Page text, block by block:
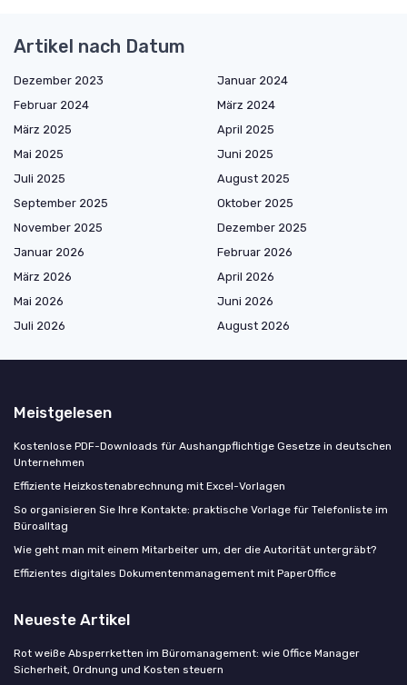
Artikel nach Datum
Dezember 2023
Januar 2024
Februar 2024
März 2024
März 2025
April 2025
Mai 2025
Juni 2025
Juli 2025
August 2025
September 2025
Oktober 2025
November 2025
Dezember 2025
Januar 2026
Februar 2026
März 2026
April 2026
Mai 2026
Juni 2026
Juli 2026
August 2026
Meistgelesen
Kostenlose PDF-Downloads für Aushangpflichtige Gesetze in deutschen
Unternehmen
Effiziente Heizkostenabrechnung mit Excel-Vorlagen
So organisieren Sie Ihre Kontakte: praktische Vorlage für Telefonliste im
Büroalltag
Wie geht man mit einem Mitarbeiter um, der die Autorität untergräbt?
Effizientes digitales Dokumentenmanagement mit PaperOffice
Neueste Artikel
Rot weiße Absperrketten im Büromanagement: wie Office Manager
Sicherheit, Ordnung und Kosten steuern